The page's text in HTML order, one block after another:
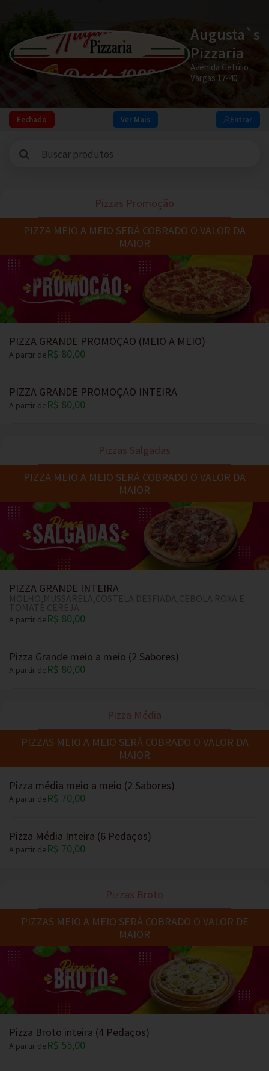
Augusta`s
Pizzaria
Avenida Getúlio
Vargas 17-40
Entrar
Fechado Ver Mais
Pizzas Promoção
PIZZA MEIO A MEIO SERÁ COBRADO O VALOR DA
MAIOR
PIZZA GRANDE PROMOÇAO (MEIO A MEIO)
A partir deR$ 80,00
PIZZA GRANDE PROMOÇAO INTEIRA
A partir deR$ 80,00
Pizzas Salgadas
PIZZA MEIO A MEIO SERÁ COBRADO O VALOR DA
MAIOR
PIZZA GRANDE INTEIRA
A partir deR$ 80,00
Pizza Grande meio a meio (2 Sabores)
A partir deR$ 80,00
Pizza Média
PIZZAS MEIO A MEIO SERÁ COBRADO O VALOR DA
MAIOR
Pizza média meio a meio (2 Sabores)
A partir deR$ 70,00
Pizza Média Inteira (6 Pedaços)
A partir deR$ 70,00
Pizzas Broto
PIZZAS MEIO A MEIO SERÁ COBRADO O VALOR DE
MAIOR
Pizza Broto inteira (4 Pedaços)
A partir deR$ 55,00